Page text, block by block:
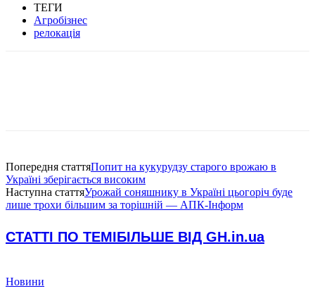
ТЕГИ
Агробізнес
релокація
Попередня статтяПопит на кукурудзу старого врожаю в
Україні зберігається високим
Наступна статтяУрожай соняшнику в Україні цьогоріч буде
лише трохи більшим за торішній — АПК-Інформ
СТАТТІ ПО ТЕМІБІЛЬШЕ ВІД GH.in.ua
Новини